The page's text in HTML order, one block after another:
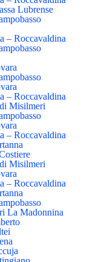
Lubrense
– Roccavaldina
– Roccavaldina
Misilmeri
– Roccavaldina
Misilmeri
– Roccavaldina
La Madonnina